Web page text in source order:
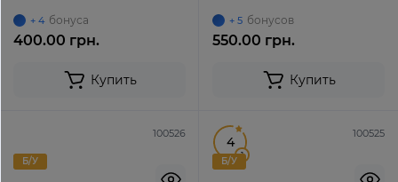
+ 4 бонуса
400.00 грн.
Купить
ECC Unbuffered
+ 5 бонусов
550.00 грн.
Купить
100526
Б/У
100525
Б/У
4
1